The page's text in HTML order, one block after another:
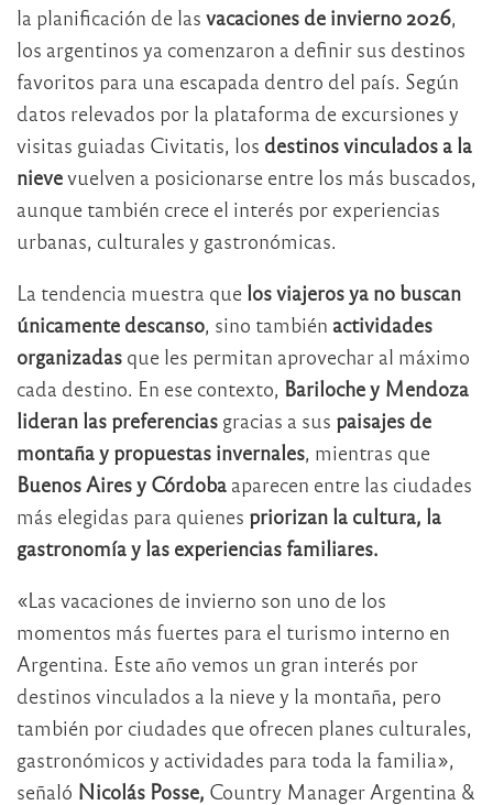
la planificación de las vacaciones de invierno 2026,
los argentinos ya comenzaron a definir sus destinos
favoritos para una escapada dentro del país. Según
datos relevados por la plataforma de excursiones y
visitas guiadas Civitatis, los destinos vinculados a la
nievevuelven a posicionarse entre los más buscados,
aunque también crece el interés por experiencias
urbanas, culturales y gastronómicas.
La tendencia muestra que los viajeros ya no buscan
únicamente descanso, sino también actividades
organizadas que les permitan aprovechar al máximo
cada destino. En ese contexto, Bariloche y Mendoza
lideran las preferencias gracias a sus paisajes de
montaña y propuestas invernales, mientras que
Buenos Aires y Córdoba aparecen entre las ciudades
más elegidas para quienes priorizan la cultura, la
gastronomía y las experiencias familiares.
«Las vacaciones de invierno son uno de los
momentos más fuertes para el turismo interno en
Argentina. Este año vemos un gran interés por
destinos vinculados a la nieve y la montaña, pero
también por ciudades que ofrecen planes culturales,
gastronómicos y actividades para toda la familia»,
señaló Nicolás Posse, Country Manager Argentina &